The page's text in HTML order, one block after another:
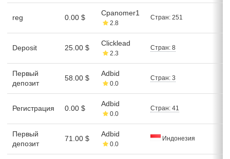
reg 0.00 $
Cpanomer1
2.8
Стран: 251
Deposit 25.00 $
Clicklead
2.3
Стран: 8
Первый
депозит
58.00 $
Adbid
0.0
Стран: 3
Регистрация 0.00 $
Adbid
0.0
Стран: 41
Первый
депозит
71.00 $
Adbid
0.0
Индонезия